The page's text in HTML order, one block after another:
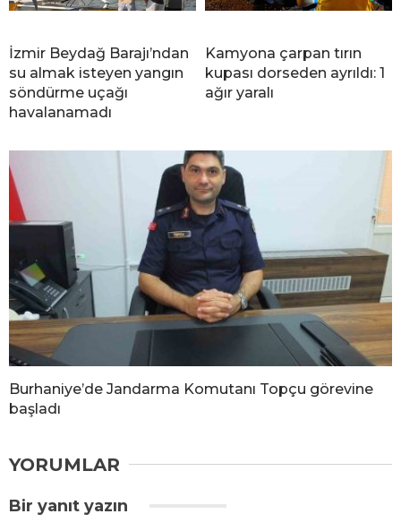
İzmir Beydağ Barajı’ndan
su almak isteyen yangın
söndürme uçağı
havalanamadı
Kamyona çarpan tırın
kupası dorseden ayrıldı: 1
ağır yaralı
Burhaniye’de Jandarma Komutanı Topçu görevine
başladı
YORUMLAR
Bir yanıt yazın